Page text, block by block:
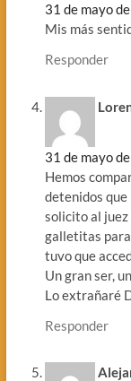
31 de mayo
Mis más
Responder
31 de mayo
Hemos
detenidos que
solicito al juez
galletitas
tuvo que
Un gran ser,
Lo extrañaré
Responder